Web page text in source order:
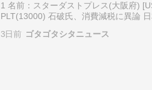
1 名前：スターダストプレス(大阪府)
PLT(13000) 石破氏、消費減税に異論
3日前 ゴタゴタシタニュース